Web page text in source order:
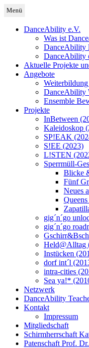
Menü
springen
DanceAbility e.V.
Was ist
DanceAbility
DanceAbility
Aktuelle Projekte
Angebote
DanceAbility
Ensemble
Projekte
InBetween
Kaleidoskop
SP!EAK
S!EE (2023)
L!STEN
Sperrmüll-
Blicke
Fünf
Neues
gig´n´go
gig´n´go
Held@Alltag
Instücken
dorf int´l
intra-cities
Sea ya!*
Netzwerk
DanceAbility
Kontakt
Impressum
Mitgliedschaft
Schirmherrschaft
Patenschaft Prof.